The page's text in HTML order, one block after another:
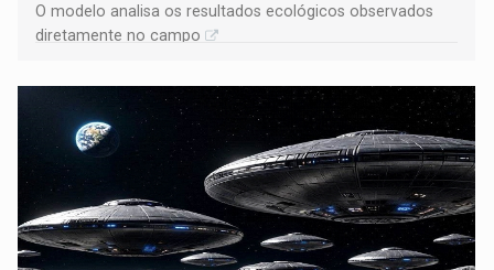
O modelo analisa os resultados ecológicos observados
diretamente no campo